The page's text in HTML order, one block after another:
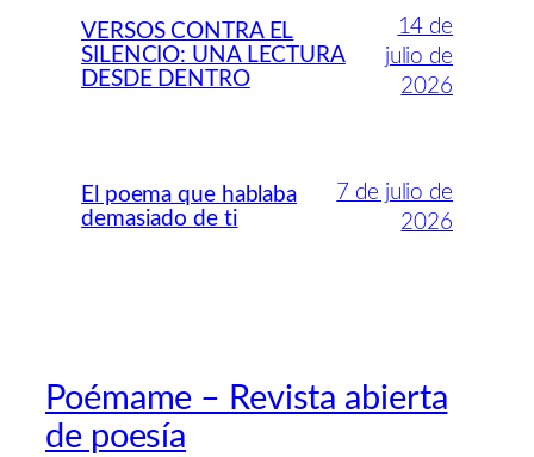
VERSOS CONTRA EL
SILENCIO: UNA LECTURA
DESDE DENTRO
14 de
julio de
2026
El poema que hablaba
demasiado de ti
7 de julio de
2026
Poémame – Revista abierta
de poesía